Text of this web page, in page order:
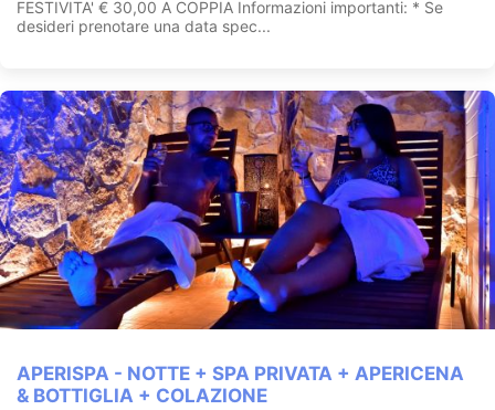
FESTIVITA' € 30,00 A COPPIA Informazioni importanti: * Se
desideri prenotare una data spec...
APERISPA - NOTTE + SPA PRIVATA + APERICENA
& BOTTIGLIA + COLAZIONE